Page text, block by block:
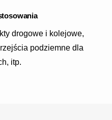
drogowe i kolejowe,
podziemne dla
itp.